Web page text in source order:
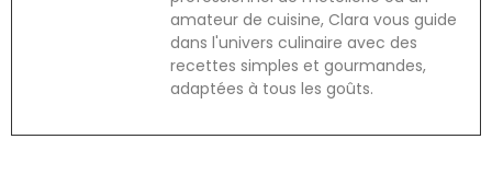
amateur de cuisine, Clara vous guide
dans l'univers culinaire avec des
recettes simples et gourmandes,
adaptées à tous les goûts.